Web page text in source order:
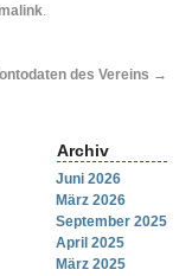
.
des Vereins →
Archiv
Juni 2026
März 2026
September 2025
April 2025
März 2025